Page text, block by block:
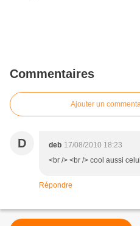
Commentaires
Ajouter un
D deb 17/08/2010 18:23
<br /> <br /> cool aussi
Répondre